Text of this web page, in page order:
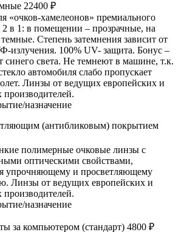
22400 ₽
«очков-хамелеонов» премиального
2 в 1: в помещении – прозрачные, на
Степень затемнения зависит от
излучения. 100% UV- защита. Бонус –
синего света. Не темнеют в машине, т.к.
автомобиля слабо пропускает
Линзы от ведущих европейских и
производителей.
назначение
(антибликовым) покрытием
полимерные очковые линзы с
оптическими свойствами,
упрочняющему и просветляющему
Линзы от ведущих европейских и
производителей.
назначение
за компьютером (стандарт) 4800 ₽